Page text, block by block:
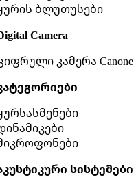
ბლუთუსები
Camera
კამერა Сanone
სისტემები